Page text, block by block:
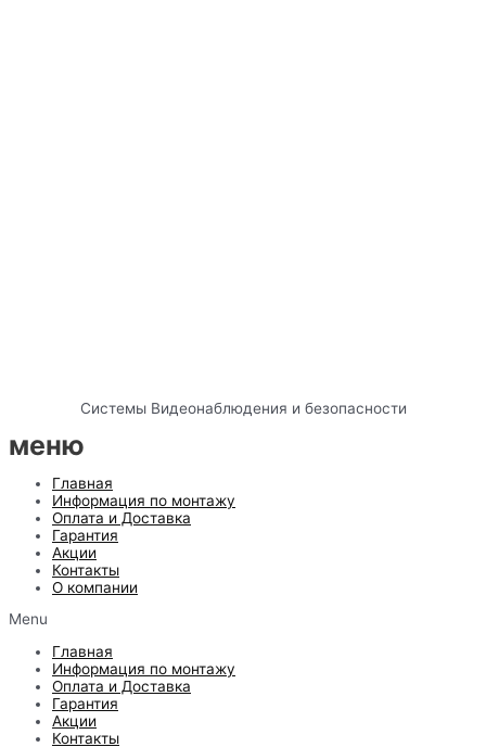
Системы Видеонаблюдения и безопасности
меню
Главная
Информация по монтажу
Оплата и Доставка
Гарантия
Акции
Контакты
О компании
Menu
Главная
Информация по монтажу
Оплата и Доставка
Гарантия
Акции
Контакты